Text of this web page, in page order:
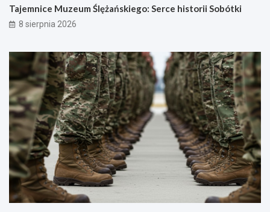
Tajemnice Muzeum Ślężańskiego: Serce historii Sobótki
8 sierpnia 2026